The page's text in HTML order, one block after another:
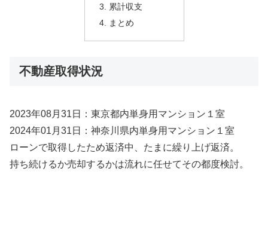
累計収支
まとめ
不動産取得状況
2023年08月31日：東京都内単身用マンション１室
2024年01月31日：神奈川県内単身用マンション１室
ローンで取得したため返済中、たまに繰り上げ返済。
持ち続けるか売却するかは流れに任せてその都度検討。